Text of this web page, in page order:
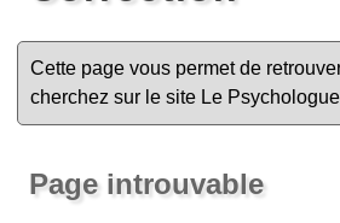
Cette page vous permet de
cherchez sur le site Le Psychologue
Page introuvable